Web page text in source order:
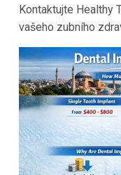
Kontaktujte Healthy
vašeho zubního